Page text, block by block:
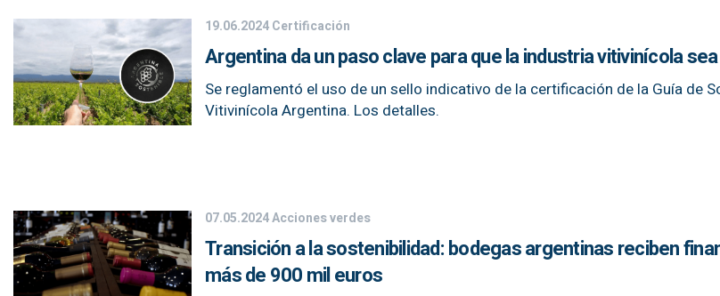
19.06.2024Certificación
Argentina da un paso clave para que la industria vitivinícola
Se reglamentó el uso de un sello indicativo de la certificación de la Guía de
Vitivinícola Argentina. Los detalles.
07.05.2024Acciones verdes
Transición a la sostenibilidad: bodegas argentinas reciben
más de 900 mil euros